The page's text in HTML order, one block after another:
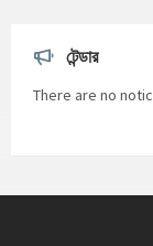
টেন্ডার
There are no